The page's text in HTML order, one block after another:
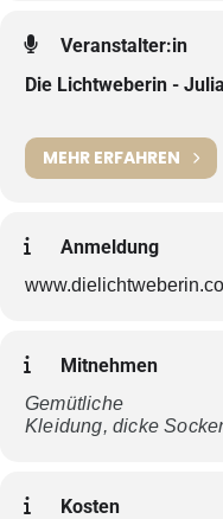
Veranstalter:in
Die Lichtweberin -
MEHR ERFAHREN
Anmeldung
Mitnehmen
Gemütliche
Kleidung, dicke
Kosten